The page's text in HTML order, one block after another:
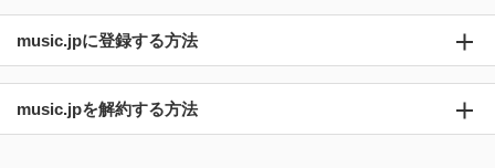
music.jpに登録する方法
music.jpを解約する方法